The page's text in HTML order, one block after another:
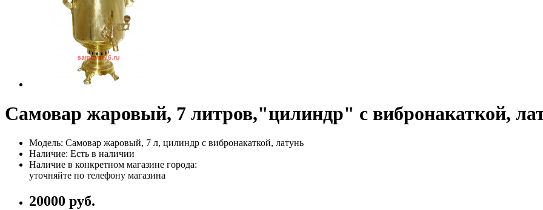
Самовар жаровый, 7 литров,"цилиндр" с вибронакаткой,
Модель: Самовар жаровый, 7 л, цилиндр с вибронакаткой, латунь
Наличие: Есть в наличии
Наличие в конкретном магазине города:
уточняйте по телефону магазина
20000 руб.